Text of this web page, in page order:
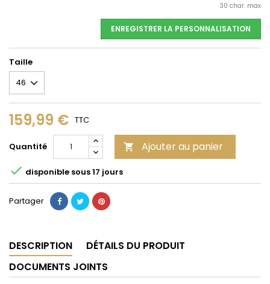
30 char. max
ENREGISTRER LA PERSONNALISATION
Taille
159,99 € TTC
Quantité  Ajouter au panier
 disponible sous 17 jours
Partager
DESCRIPTION
DÉTAILS DU PRODUIT
DOCUMENTS JOINTS